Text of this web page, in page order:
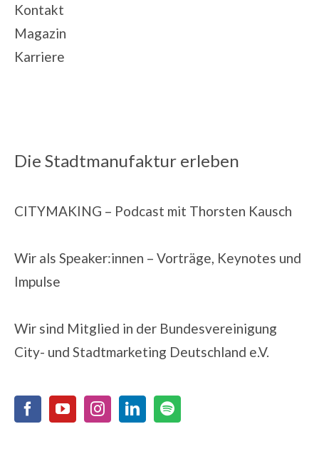
Kontakt
Magazin
Karriere
Die Stadtmanufaktur erleben
CITYMAKING – Podcast mit Thorsten Kausch
Wir als Speaker:innen – Vorträge, Keynotes und
Impulse
Wir sind Mitglied in der Bundesvereinigung
City- und Stadtmarketing Deutschland e.V.